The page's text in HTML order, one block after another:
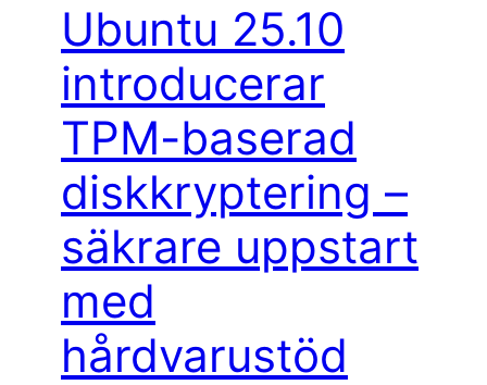
Ubuntu 25.10
introducerar
TPM-baserad
diskkryptering –
säkrare uppstart
med
hårdvarustöd